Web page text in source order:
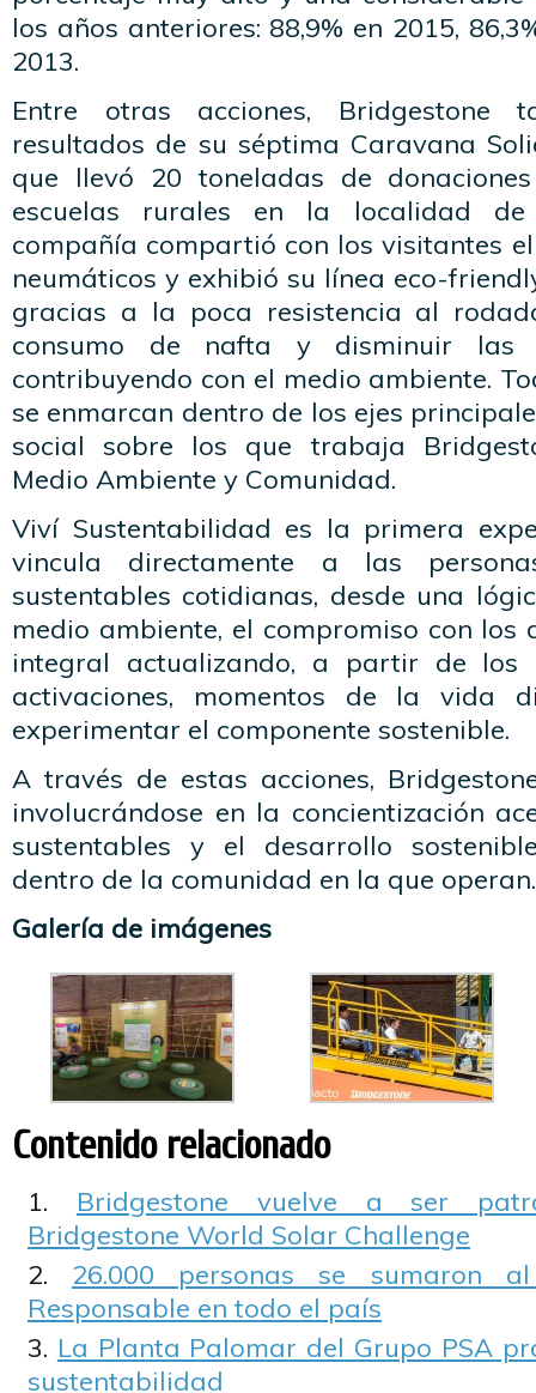
los años anteriores: 88,9% en 2015,
2013.
Entre otras acciones, Bridgestone
resultados de su séptima Caravana
que llevó 20 toneladas de
escuelas rurales en la localidad de
compañía compartió con los visitantes
neumáticos y exhibió su línea eco-
gracias a la poca resistencia al
consumo de nafta y disminuir las
contribuyendo con el medio ambiente.
se enmarcan dentro de los ejes
social sobre los que trabaja
Medio Ambiente y Comunidad.
Viví Sustentabilidad es la primera
vincula directamente a las
sustentables cotidianas, desde una
medio ambiente, el compromiso con los
integral actualizando, a partir de los
activaciones, momentos de la vida
experimentar el componente sostenible.
A través de estas acciones,
involucrándose en la concientización
sustentables y el desarrollo
dentro de la comunidad en la que operan.
Galería de imágenes
Contenido relacionado
Bridgestone vuelve a ser
Bridgestone World Solar Challenge
26.000 personas se sumaron
Responsable en todo el país
La Planta Palomar del Grupo PSA
sustentabilidad